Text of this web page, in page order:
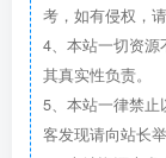
考，如有侵权，
4、本站一切资
其真实性负责。
5、本站一律禁
客发现请向站长